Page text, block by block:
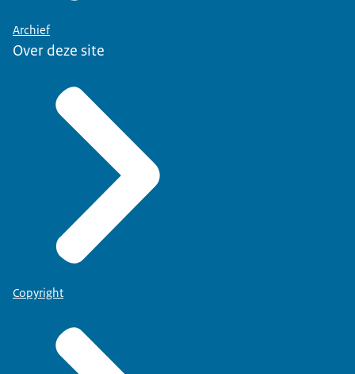
Archief
Over deze site
Copyright